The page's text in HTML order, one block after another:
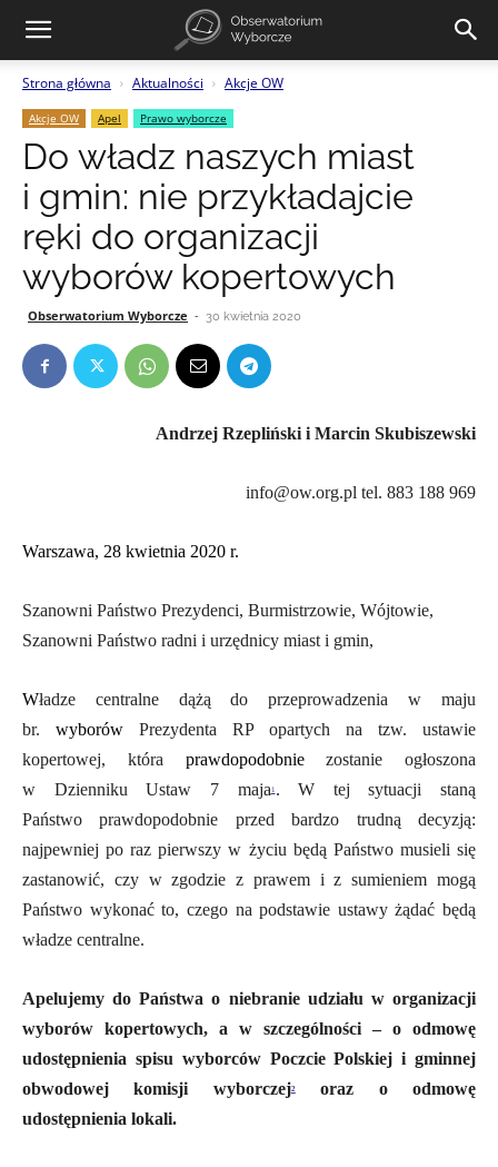
Strona główna Aktualności Akcje OW
Akcje OW Apel Prawo wyborcze
Do władz naszych miast
i gmin: nie przykładajcie
ręki do organizacji
wyborów kopertowych
Obserwatorium Wyborcze - 30 kwietnia 2020
Andrzej Rzepliński i Marcin Skubiszewski
info@ow.org.pl tel. 883 188 969
Warszawa, 28 kwietnia 2020 r.
Szanowni Państwo Prezydenci, Burmistrzowie, Wójtowie,
Szanowni Państwo radni i urzędnicy miast i gmin,
Władze centralne dążą do przeprowadzenia w maju
br. wyborówPrezydenta RP opartych na tzw. ustawie
kopertowej, która prawdopodobniezostanie ogłoszona
w Dzienniku Ustaw 7 maja 1.W tej sytuacji staną
Państwo prawdopodobnie przed bardzo trudną decyzją:
najpewniej po raz pierwszy w życiu będą Państwo musieli się
zastanowić, czy w zgodzie z prawem i z sumieniem mogą
Państwo wykonać to, czego na podstawie ustawyżądać będą
władze centralne.
Apelujemy do Państwa o niebranie udziału worganizacji
wyborów kopertowych, a w szczególności – o odmowę
udostępnienia spisu wyborców Poczcie Polskiej i gminnej
obwodowej komisji wyborczej2 oraz oodmowę
udostępnienia lokali.